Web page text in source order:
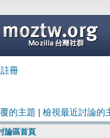
註冊
的主題 檢視最近討論的
論區首頁